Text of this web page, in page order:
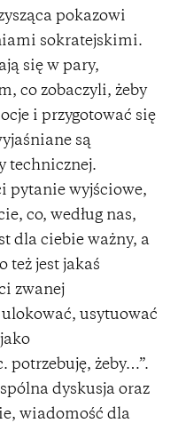
pokazowi
sokratejskimi.
się w pary,
co zobaczyli, żeby
i przygotować się
są
technicznej.
pytanie wyjściowe,
co, według nas,
dla ciebie ważny, a
też jest jakaś
zwanej
usytuować
potrzebuję, żeby…”.
dyskusja oraz
wiadomość dla